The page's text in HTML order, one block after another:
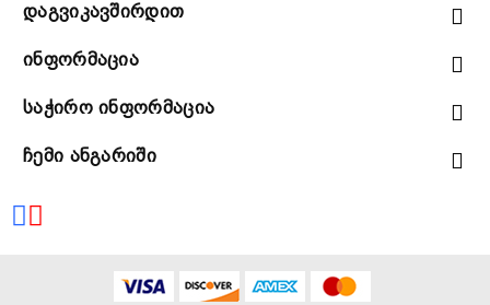
Დაგვიკავშირდით
Ინფორმაცია
Საჭირო Ინფორმაცია
Ჩემი Ანგარიში